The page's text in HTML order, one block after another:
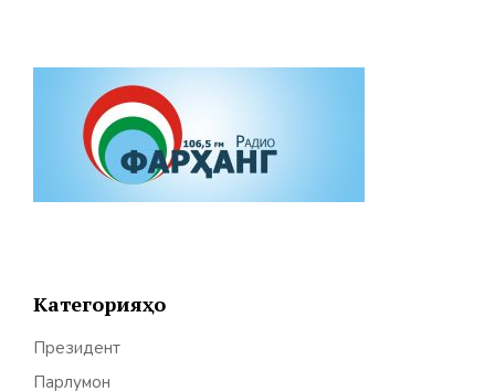
Категорияҳо
Президент
Парлумон